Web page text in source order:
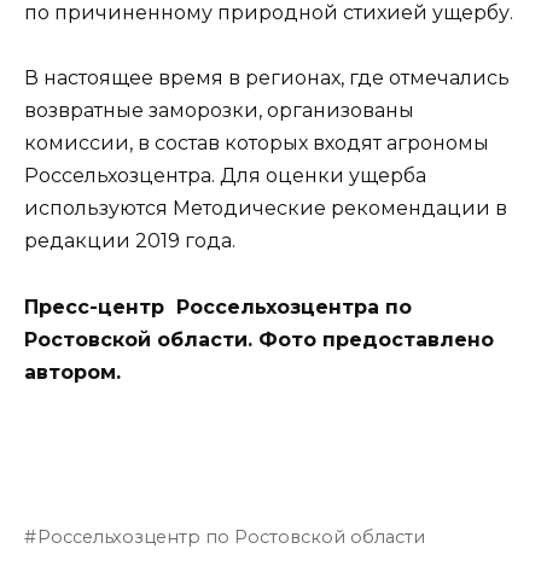
по причиненному природной стихией ущербу.
В настоящее время в регионах, где отмечались
возвратные заморозки, организованы
комиссии, в состав которых входят агрономы
Россельхозцентра. Для оценки ущерба
используются Методические рекомендации в
редакции 2019 года.
Пресс-центр Россельхозцентра по
Ростовской области. Фото предоставлено
автором.
Россельхозцентр по Ростовской области